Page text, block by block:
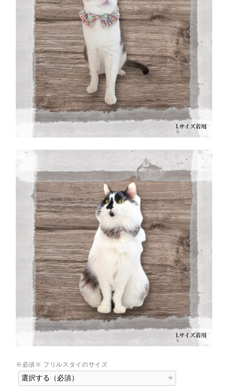
※必須※ フリルスタイのサイズ